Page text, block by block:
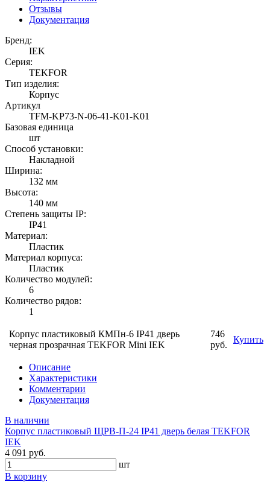
Отзывы
Документация
Бренд:
IEK
Серия:
TEKFOR
Тип изделия:
Корпус
Артикул
TFM-KP73-N-06-41-K01-K01
Базовая единица
шт
Способ установки:
Накладной
Ширина:
132 мм
Высота:
140 мм
Степень защиты IP:
IP41
Материал:
Пластик
Материал корпуса:
Пластик
Количество модулей:
6
Количество рядов:
1
Корпус пластиковый КМПн-6 IP41 дверь
черная прозрачная TEKFOR Mini IEK
746
руб.
Купить
Описание
Характеристики
Комментарии
Документация
В наличии
Корпус пластиковый ЩРВ-П-24 IP41 дверь белая TEKFOR
IEK
4 091 руб.
шт
В корзину